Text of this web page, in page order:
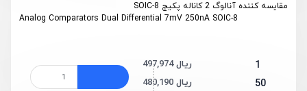
مقایسه کننده آنالوگ 2 کاناله پکیج SOIC-8
Analog Comparators Dual Differential 7mV 250nA SOIC-8
1 497,974 ریال
50 480,190 ریال